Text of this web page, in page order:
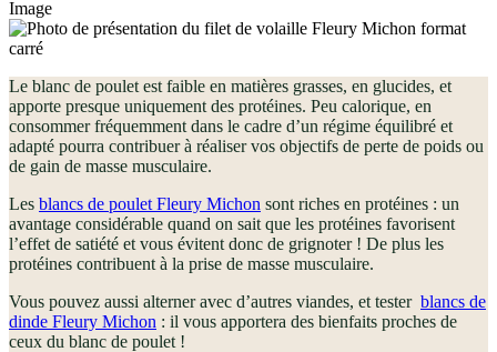
Image
Le blanc de poulet est faible en matières grasses, en glucides, et
apporte presque uniquement des protéines. Peu calorique, en
consommer fréquemment dans le cadre d’un régime équilibré et
adapté pourra contribuer à réaliser vos objectifs de perte de poids ou
de gain de masse musculaire.
Les blancs de poulet Fleury Michon sont riches en protéines : un
avantage considérable quand on sait que les protéines favorisent
l’effet de satiété et vous évitent donc de grignoter ! De plus les
protéines contribuent à la prise de masse musculaire.
Vous pouvez aussi alterner avec d’autres viandes, et tester blancs de
dinde Fleury Michon : il vous apportera des bienfaits proches de
ceux du blanc de poulet !